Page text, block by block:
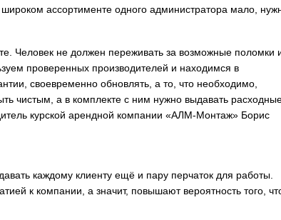
ассортименте одного администратора мало,
Человек не должен переживать за возможные поломки
проверенных производителей и находимся в
своевременно обновлять, а то, что необходимо,
чистым, а в комплекте с ним нужно выдавать
курской арендной компании «АЛМ-Монтаж» Борис
каждому клиенту ещё и пару перчаток для работы.
к компании, а значит, повышают вероятность того,